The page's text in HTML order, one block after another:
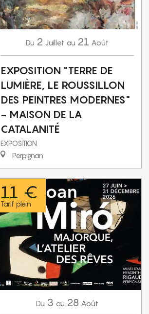
Du 2 Juillet au 21 Août
EXPOSITION "TERRE DE
LUMIÈRE, LE ROUSSILLON
DES PEINTRES MODERNES"
- MAISON DE LA
CATALANITÉ
EXPOSITION
Perpignan
11 €
Tarif plein
Du 3 au 28 Août